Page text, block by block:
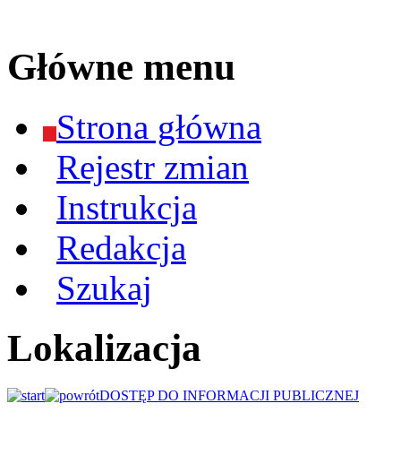
Główne menu
Strona główna
Rejestr zmian
Instrukcja
Redakcja
Szukaj
Lokalizacja
DOSTĘP DO INFORMACJI PUBLICZNEJ